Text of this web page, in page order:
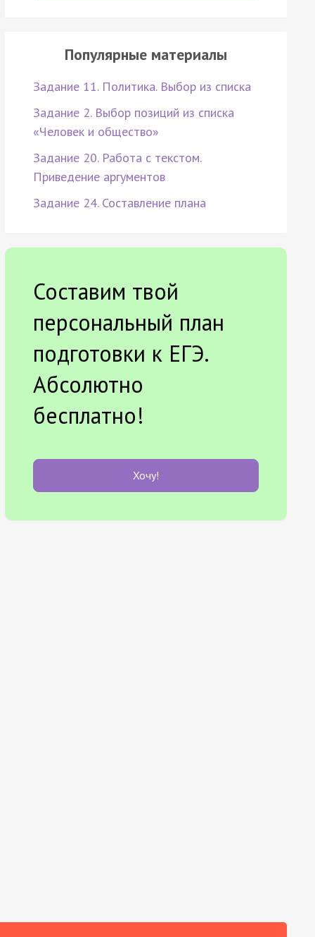
Популярные материалы
Задание 11. Политика. Выбор из списка
Задание 2. Выбор позиций из списка
«Человек и общество»
Задание 20. Работа с текстом.
Приведение аргументов
Задание 24. Составление плана
Составим твой
персональный план
подготовки к ЕГЭ.
Абсолютно
бесплатно!
Хочу!